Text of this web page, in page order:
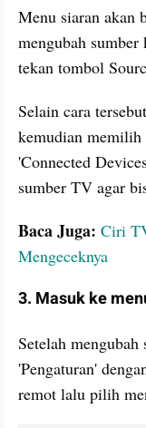
Menu siaran akan
mengubah
tekan tombol
Selain cara
kemudian
'Connected
sumber TV agar
Baca Juga: Ciri
Mengeceknya
3. Masuk ke
Setelah
'Pengaturan'
remot lalu pilih